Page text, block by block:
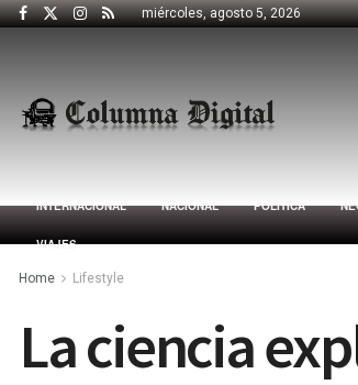
miércoles, agosto 5, 2026
INTERNACIONAL NACIONAL POLÍTICA
VIAJES
Home Lifestyle
La ciencia